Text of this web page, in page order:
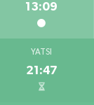
13:09
YATSI
21:47